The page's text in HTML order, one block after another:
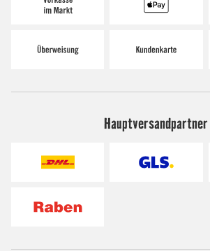
Hauptversandpartner